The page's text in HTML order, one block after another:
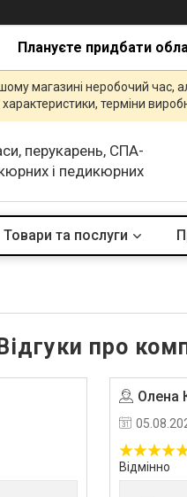
Плануєте придбати
магазині неробочий
характеристики, терміни
перукарень, СПА-
і педикюрних
Товари та послуги
Відгуки про
Олена
Відмінно